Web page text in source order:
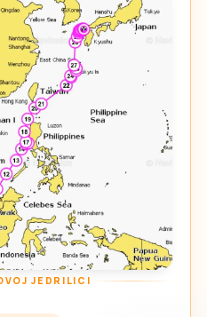
JEDRILICI